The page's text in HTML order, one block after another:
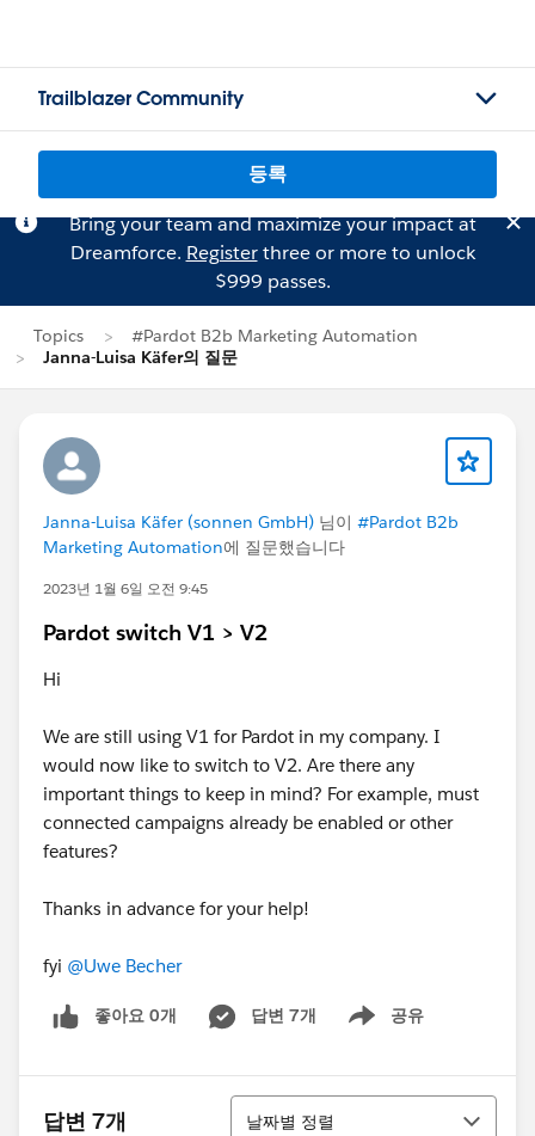
Trailblazer Community
등록
Bring your team and maximize your impact at
Dreamforce. Registerthree or more to unlock
$999 passes.
Topics
#Pardot B2b Marketing Automation
Janna-Luisa Käfer의 질문
Janna-Luisa Käfer (sonnen GmbH) 님이 #Pardot B2b
Marketing Automation에 질문했습니다
2023년 1월 6일 오전 9:45
Pardot switch V1 > V2
Hi
We are still using V1 for Pardot in my company. I
would now like to switch to V2. Are there any
important things to keep in mind? For example, must
connected campaigns already be enabled or other
features?
Thanks in advance for your help!
fyi @Uwe Becher
좋아요 0개 답변 7개 공유
Show menu
답변 7개
정렬
날짜별 정렬